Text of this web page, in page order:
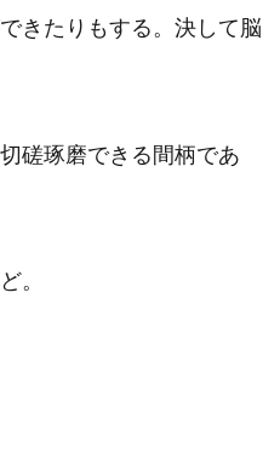
きたりもする。決して脳
磋琢磨できる間柄であ
。